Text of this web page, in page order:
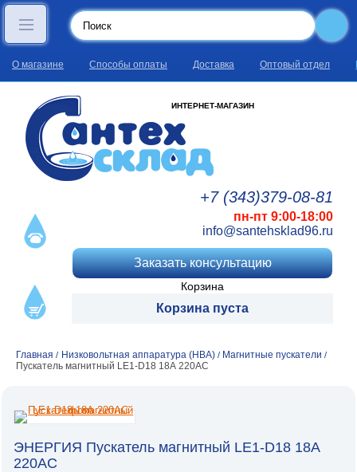
О магазине Способы оплаты Доставка Оптовый отдел
ИНТЕРНЕТ-МАГАЗИН
+7 (343)379-08-81
пн-пт 9:00-18:00
info@santehsklad96.ru
Заказать консультацию
Корзина
Корзина пуста
Главная / Низковольтная аппаратура (НВА) / Магнитные пускатели /
Пускатель магнитный LE1-D18 18А 220AC
ЭНЕРГИЯ Пускатель магнитный LE1-D18 18А
220AC